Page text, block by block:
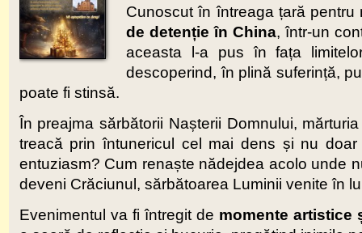
Cunoscut în întreaga țară
de detenție în China, într-un
aceasta l-a pus în fața
descoperind, în plină suferință,
poate fi stinsă.
În preajma sărbătorii Nașterii Domnului,
treacă prin întunericul cel mai dens și nu
entuziasm? Cum renaște nădejdea acolo unde
deveni Crăciunul, sărbătoarea Luminii venite în
Evenimentul va fi întregit de momente artistice